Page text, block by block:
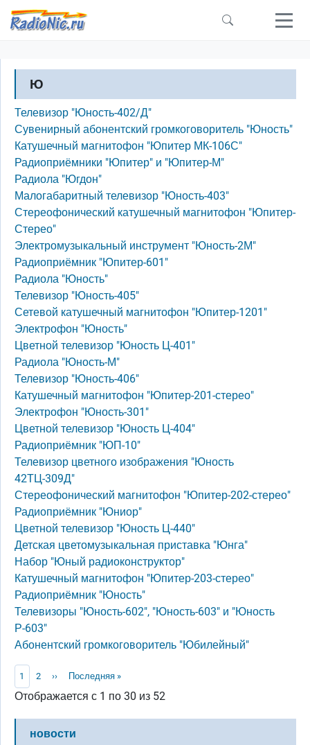
Перейти к основному содержанию
Ю
Телевизор "Юность-402/Д"
Сувенирный абонентский громкоговоритель "Юность"
Катушечный магнитофон "Юпитер МК-106С"
Радиоприёмники "Юпитер" и "Юпитер-М"
Радиола "Югдон"
Малогабаритный телевизор "Юность-403"
Стереофонический катушечный магнитофон "Юпитер-
Стерео"
Электромузыкальный инструмент "Юность-2М"
Радиоприёмник "Юпитер-601"
Радиола "Юность"
Телевизор "Юность-405"
Сетевой катушечный магнитофон "Юпитер-1201"
Электрофон "Юность"
Цветной телевизор "Юность Ц-401"
Радиола "Юность-М"
Телевизор "Юность-406"
Катушечный магнитофон "Юпитер-201-стерео"
Электрофон "Юность-301"
Цветной телевизор "Юность Ц-404"
Радиоприёмник "ЮП-10"
Телевизор цветного изображения "Юность
42ТЦ-309Д"
Стереофонический магнитофон "Юпитер-202-стерео"
Радиоприёмник "Юниор"
Цветной телевизор "Юность Ц-440"
Детская цветомузыкальная приставка "Юнга"
Набор "Юный радиоконструктор"
Катушечный магнитофон "Юпитер-203-стерео"
Радиоприёмник "Юность"
Телевизоры "Юность-602", "Юность-603" и "Юность
Р-603"
Абонентский громкоговоритель "Юбилейный"
Нумерация страниц
Текущая страница
1 Page
2 Следующая страница
›› Последняя страница
Последняя »
Отображается с 1 по 30 из 52
новости